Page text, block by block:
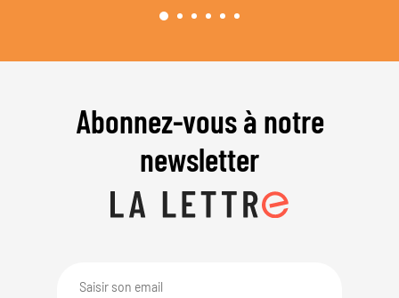
Abonnez-vous à notre
newsletter